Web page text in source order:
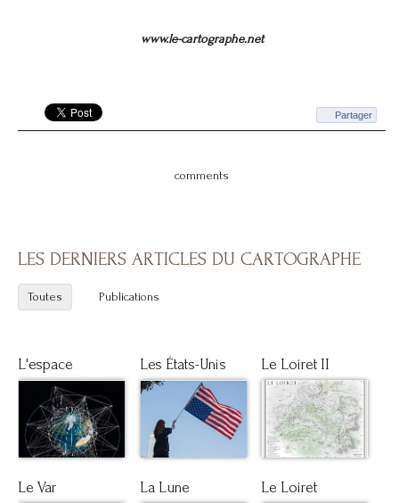
www.le-cartographe.net
Partager
comments
LES DERNIERS ARTICLES DU CARTOGRAPHE
Toutes Publications
L'espace Les États-Unis Le Loiret II
Le Var La Lune Le Loiret